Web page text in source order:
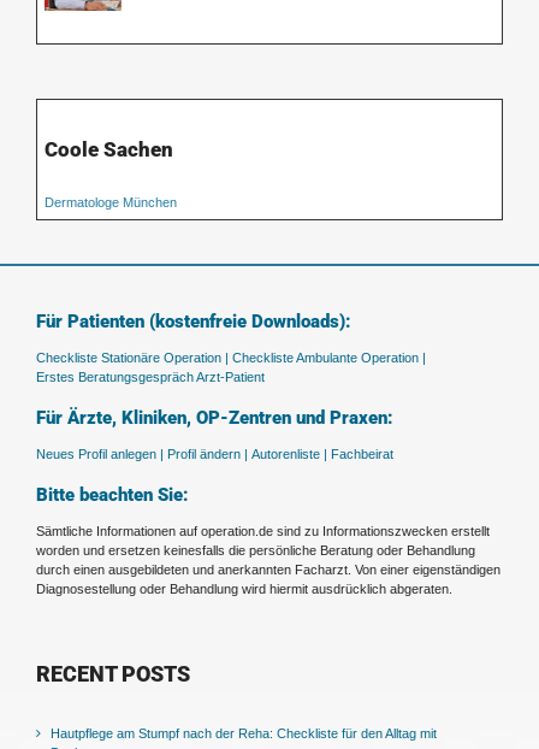
Coole Sachen
Dermatologe München
Für Patienten (kostenfreie Downloads):
Checkliste Stationäre Operation | Checkliste Ambulante Operation |
Erstes Beratungsgespräch Arzt-Patient
Für Ärzte, Kliniken, OP-Zentren und Praxen:
Neues Profil anlegen | Profil ändern | Autorenliste | Fachbeirat
Bitte beachten Sie:
Sämtliche Informationen auf operation.de sind zu Informationszwecken erstellt
worden und ersetzen keinesfalls die persönliche Beratung oder Behandlung
durch einen ausgebildeten und anerkannten Facharzt. Von einer eigenständigen
Diagnosestellung oder Behandlung wird hiermit ausdrücklich abgeraten.
RECENT POSTS
Hautpflege am Stumpf nach der Reha: Checkliste für den Alltag mit